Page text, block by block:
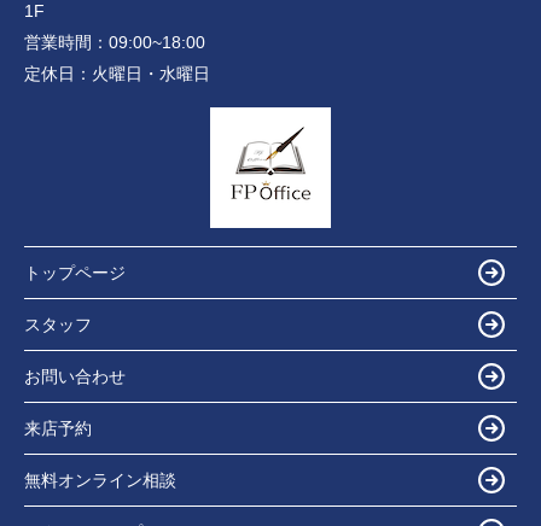
1F
営業時間： 09:00~18:00
定休日： 火曜日・水曜日
トップページ
スタッフ
お問い合わせ
来店予約
無料オンライン相談